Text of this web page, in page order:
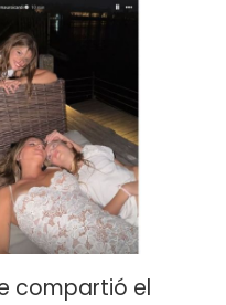
compartió el